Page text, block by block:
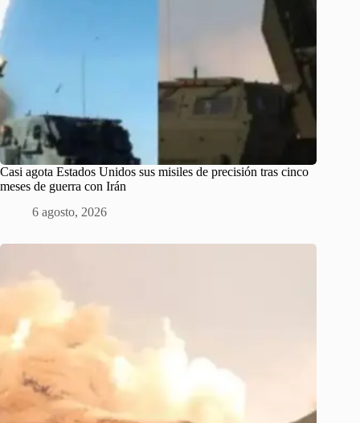
Casi agota Estados Unidos sus misiles de precisión tras cinco
meses de guerra con Irán
6 agosto, 2026